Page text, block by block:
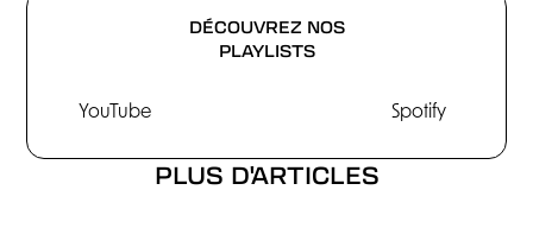
DÉCOUVREZ NOS
PLAYLISTS
YouTube Spotify
PLUS D'ARTICLES